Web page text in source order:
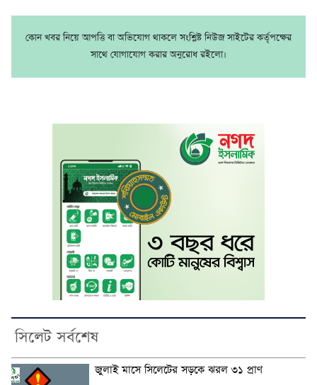
কোন খবর নিয়ে আপত্তি বা অভিযোগ থাকলে সংশ্লিষ্ট নিউজ সাইটের কর্তৃপক্ষের
সাথে যোগাযোগ করার অনুরোধ রইলো।
সিলেট সর্বশেষ
জুলাই মাসে সিলেটের সড়কে ঝরল ৩১ প্রাণ